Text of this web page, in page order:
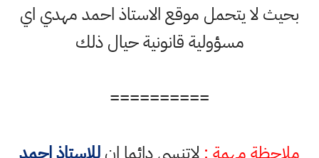
بحيث لا يتحمل موقع الاستاذ احمد مهدي اي
مسؤولية قانونية حيال ذلك
==========